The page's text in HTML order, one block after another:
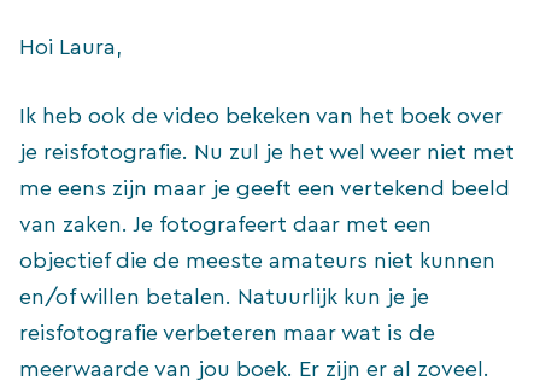
Hoi Laura,
Ik heb ook de video bekeken van het boek over
je reisfotografie. Nu zul je het wel weer niet met
me eens zijn maar je geeft een vertekend beeld
van zaken. Je fotografeert daar met een
objectief die de meeste amateurs niet kunnen
en/of willen betalen. Natuurlijk kun je je
reisfotografie verbeteren maar wat is de
meerwaarde van jou boek. Er zijn er al zoveel.